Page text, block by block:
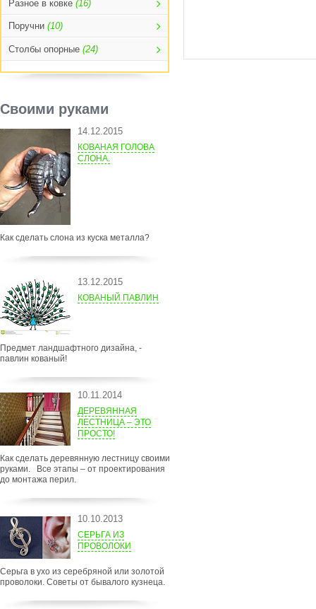
Разное в ковке (16)
Поручни (10)
Столбы опорные (24)
Своими руками
14.12.2015
КОВАНАЯ ГОЛОВА
СЛОНА.
Как сделать слона из куска металла?
13.12.2015
КОВАНЫЙ ПАВЛИН
Предмет ландшафтного дизайна, -
павлин кованый!
10.11.2014
ДЕРЕВЯННАЯ
ЛЕСТНИЦА – ЭТО
ПРОСТО!
Как сделать деревянную лестницу своими
руками. Все этапы – от проектирования
до монтажа перил.
10.10.2013
СЕРЬГА ИЗ
ПРОВОЛОКИ
Серьга в ухо из серебряной или золотой
проволоки. Советы от бывалого кузнеца.